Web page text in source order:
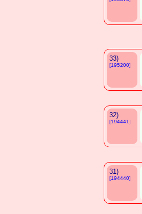
33)
[195200]
32)
[194441]
31)
[194440]